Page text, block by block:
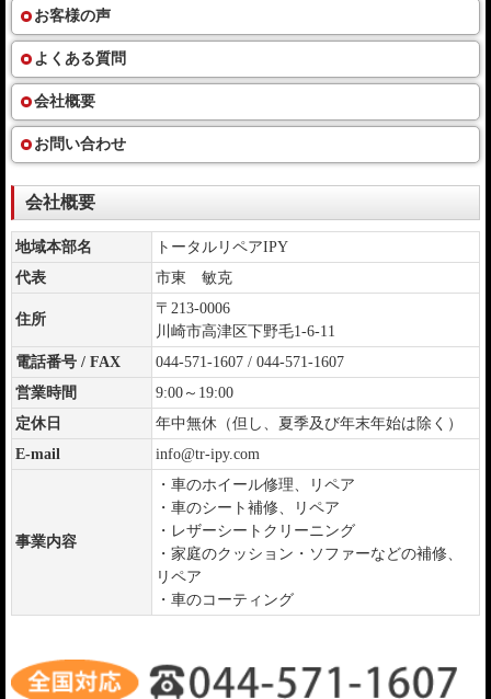
お客様の声
よくある質問
会社概要
お問い合わせ
会社概要
地域本部名
トータルリペアIPY
代表
市東 敏克
住所
〒213-0006
川崎市高津区下野毛1-6-11
電話番号 / FAX
044-571-1607 / 044-571-1607
営業時間
9:00～19:00
定休日
年中無休（但し、夏季及び年末年始は除く）
E-mail
info@tr-ipy.com
事業内容
・車のホイール修理、リペア
・車のシート補修、リペア
・レザーシートクリーニング
・家庭のクッション・ソファーなどの補修、
リペア
・車のコーティング